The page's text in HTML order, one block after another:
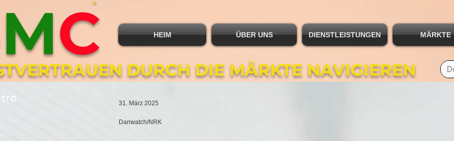
DURCH DIE MÄRKTE NAVIGIEREN
MC HEIM ÜBER UNS DIENSTLEISTUNGEN MÄRKTE
31. März 2025
Danwatch/NRK